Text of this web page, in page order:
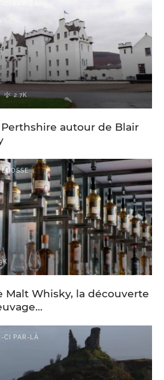
2.7K
autour de Blair
Malt Whisky, la découverte
CI PAR-LÀ